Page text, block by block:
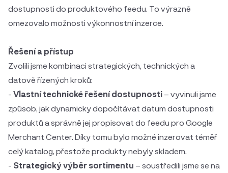
dostupnosti do produktového feedu. To výrazně
omezovalo možnosti výkonnostní inzerce.
Řešení a přístup
Zvolili jsme kombinaci strategických, technických a
datově řízených kroků:
- Vlastní technické řešení dostupnosti – vyvinuli jsme
způsob, jak dynamicky dopočítávat datum dostupnosti
produktů a správně jej propisovat do feedu pro Google
Merchant Center. Díky tomu bylo možné inzerovat téměř
celý katalog, přestože produkty nebyly skladem.
- Strategický výběr sortimentu – soustředili jsme se na